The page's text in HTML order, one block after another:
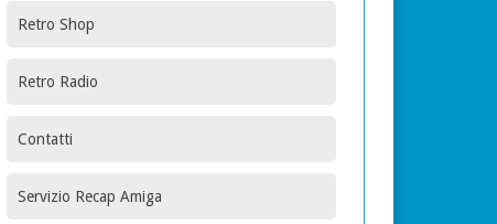
Retro Shop
Retro Radio
Contatti
Servizio Recap Amiga